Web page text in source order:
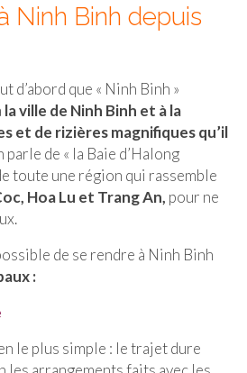
Chai
Ninh Binh depuis
d’abord que « Ninh Binh »
la ville de Ninh Binh et à la
et de rizières magnifiques qu’il
parle de « la Baie d’Halong
toute une région qui rassemble
Hoa Lu et Trang An, pour ne
de se rendre à Ninh Binh
:
le plus simple : le trajet dure